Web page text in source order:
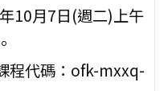
10月7日(週二)上午
程代碼：ofk-mxxq-